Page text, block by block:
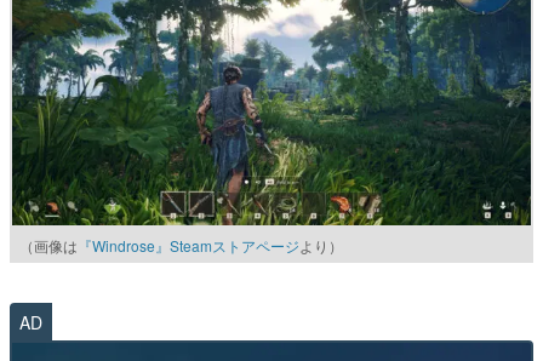
（画像は 『Windrose』Steamストアページより）
AD